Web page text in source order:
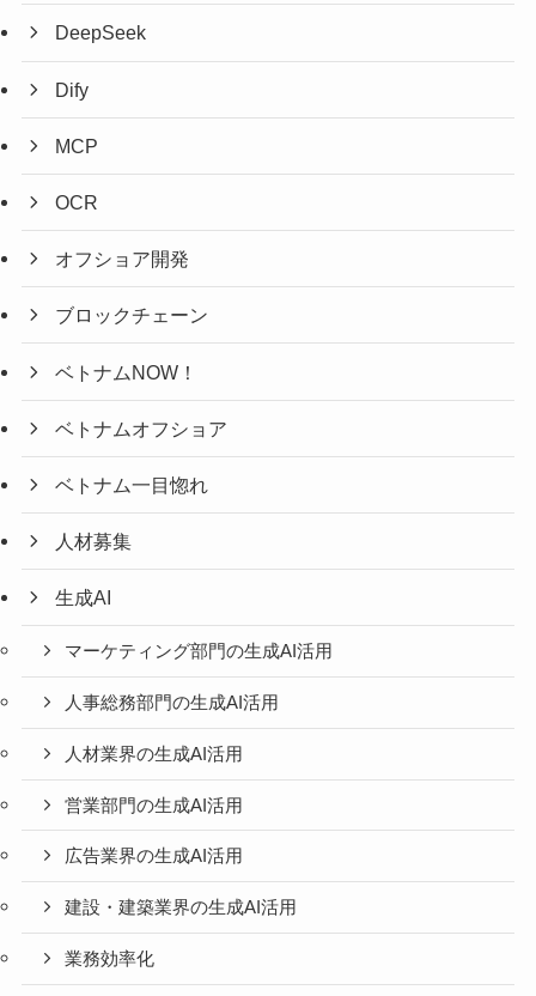
DeepSeek
Dify
MCP
OCR
オフショア開発
ブロックチェーン
ベトナムNOW！
ベトナムオフショア
ベトナム一目惚れ
人材募集
生成AI
マーケティング部門の生成AI活用
人事総務部門の生成AI活用
人材業界の生成AI活用
営業部門の生成AI活用
広告業界の生成AI活用
建設・建築業界の生成AI活用
業務効率化